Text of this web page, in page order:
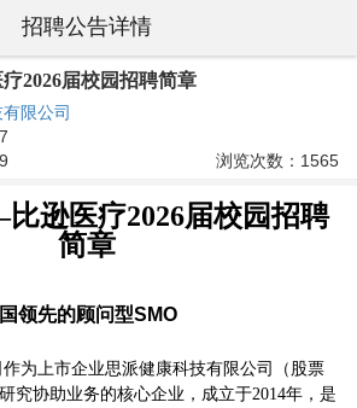
招聘公告详情
2026届校园招聘简章
限公司
浏览次数：1565
逊医疗2026届校园招聘
简章
领先的顾问型SMO
为上市企业思派健康科技有限公司（股票
究协助业务的核心企业，成立于2014年，是